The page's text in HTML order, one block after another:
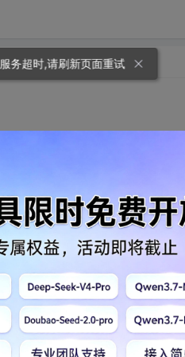
举报
服务超时,请刷新页面重试